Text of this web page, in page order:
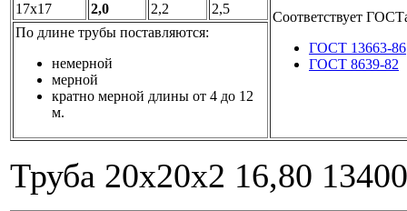
Соответствует
ГОСТ 13663-86
ГОСТ 8639-82
17x17 2,0 2,2
2,5
По длине трубы поставляются:
немерной
мерной
кратно мерной длины от 4 до 12
м.
Труба 20x20x2 16,80 13400